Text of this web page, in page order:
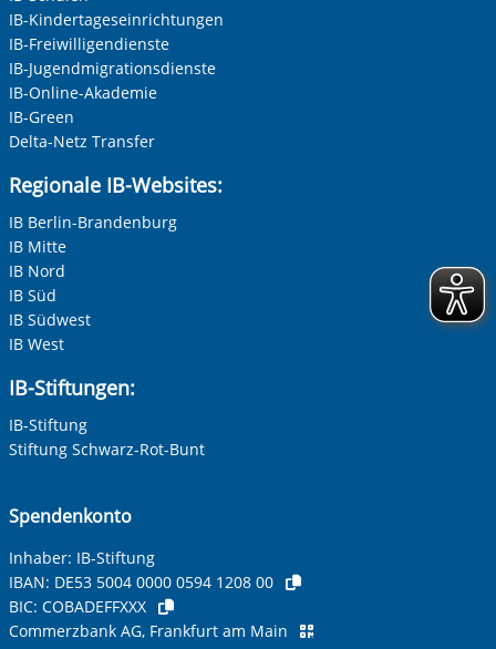
IB-Kindertageseinrichtungen
IB-Freiwilligendienste
IB-Jugendmigrationsdienste
IB-Online-Akademie
IB-Green
Delta-Netz Transfer
Regionale IB-Websites:
IB Berlin-Brandenburg
IB Mitte
IB Nord
IB Süd
IB Südwest
IB West
IB-Stiftungen:
IB-Stiftung
Stiftung Schwarz-Rot-Bunt
Spendenkonto
Inhaber: IB-Stiftung
IBAN: DE53 5004 0000 0594 1208 00
BIC: COBADEFFXXX
Commerzbank AG, Frankfurt am Main